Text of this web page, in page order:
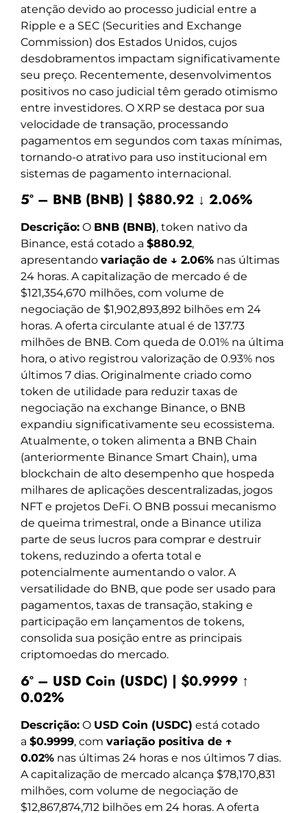
atenção devido ao processo judicial entre a
Ripple e a SEC (Securities and Exchange
Commission) dos Estados Unidos, cujos
desdobramentos impactam significativamente
seu preço. Recentemente, desenvolvimentos
positivos no caso judicial têm gerado otimismo
entre investidores. O XRP se destaca por sua
velocidade de transação, processando
pagamentos em segundos com taxas mínimas,
tornando-o atrativo para uso institucional em
sistemas de pagamento internacional.
5º – BNB (BNB) | $880.92 ↓ 2.06%
Descrição: O BNB (BNB), token nativo da
Binance, está cotado a $880.92,
apresentando variação de ↓ 2.06% nas últimas
24 horas. A capitalização de mercado é de
$121,354,670 milhões, com volume de
negociação de $1,902,893,892 bilhões em 24
horas. A oferta circulante atual é de 137.73
milhões de BNB. Com queda de 0.01% na última
hora, o ativo registrou valorização de 0.93% nos
últimos 7 dias. Originalmente criado como
token de utilidade para reduzir taxas de
negociação na exchange Binance, o BNB
expandiu significativamente seu ecossistema.
Atualmente, o token alimenta a BNB Chain
(anteriormente Binance Smart Chain), uma
blockchain de alto desempenho que hospeda
milhares de aplicações descentralizadas, jogos
NFT e projetos DeFi. O BNB possui mecanismo
de queima trimestral, onde a Binance utiliza
parte de seus lucros para comprar e destruir
tokens, reduzindo a oferta total e
potencialmente aumentando o valor. A
versatilidade do BNB, que pode ser usado para
pagamentos, taxas de transação, staking e
participação em lançamentos de tokens,
consolida sua posição entre as principais
criptomoedas do mercado.
6º – USD Coin (USDC) | $0.9999 ↑
0.02%
Descrição: O USD Coin (USDC) está cotado
a $0.9999, com variação positiva de ↑
0.02% nas últimas 24 horas e nos últimos 7 dias.
A capitalização de mercado alcança $78,170,831
milhões, com volume de negociação de
$12,867,874,712 bilhões em 24 horas. A oferta